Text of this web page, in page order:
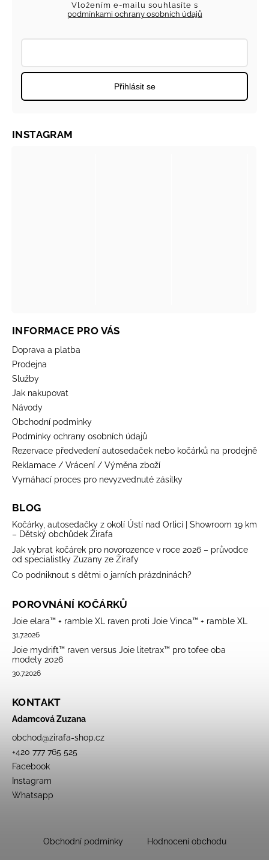
Vložením e-mailu souhlasíte s
podmínkami ochrany osobních údajů
Přihlásit se
INFORMACE PRO VÁS
Doprava a platba
Prodejna
Služby
Jak nakupovat
Návody
Obchodní podmínky
Podmínky ochrany osobních údajů
Rezervace předvedení autosedaček nebo kočárků na prodejně
Reklamace / Vrácení / Výměna zboží
Vymáhací proces pro nevyzvednuté zásilky
BLOG
Kočárky, autosedačky z okolí Ústí nad Orlicí | Showroom 19 km
– Dětský obchůdek Žirafa
Jak vybrat kočárek pro novorozence v roce 2026 – průvodce
od specialistky Zuzany ze Žirafy
Co podniknout s dětmi o jarních prázdninách?
POROVNÁNÍ KOČÁRKŮ
Joie elara™ + ramble XL raven proti Joie Vinca™ + ramble XL
31.7.2026
Joie mydrift™ raven versus Joie litetrax™ pro tofee oba
modely 2026
30.7.2026
KONTAKT
Adamcová Zuzana
obchod@zirafa-shop.cz
+420 777 765 525
Facebook
Instagram
Whatsapp
INSTAGRAM
Obchodní podmínky Hodnocení obchodu